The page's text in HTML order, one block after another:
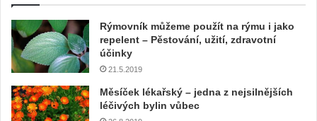
Rýmovník můžeme použít na rýmu i jako
repelent – Pěstování, užití, zdravotní
účinky
21.5.2019
Měsíček lékařský – jedna z nejsilnějších
léčivých bylin vůbec